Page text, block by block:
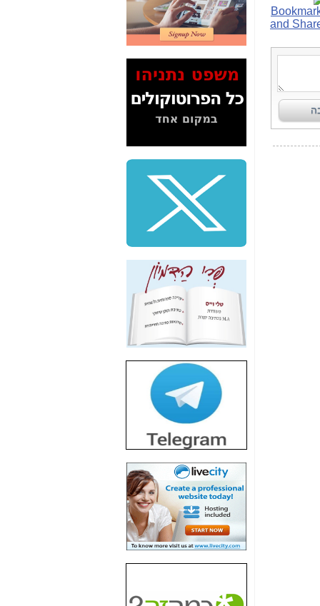
2" על תעלולי השר
משה כחלון -כאן
הסלולר" ואיך מסרסים
את הנתונים לציבור -
כאן
סיכום ביקור בסיליקון
שלמה פילבר (עד
לאחרונה מנכ"ל משרד
התקשורת) - עד
מדינה? הצחקתם
"יש אפליה בחקירה"?
חשיפה: למה השר
משה כחלון לא נחקר
עד היום? -
כאן
הדומה לזו של "תיק
4000" אך בתחום
הסלולר -
חשיפת מה שלא
רוצים שתדעו בעניין
פריסת אנלימיטד
(בניחוח בלתי נסבל) -
כאן
חשיפה: איוב קרא
אישר לקבוצת סלקום
בדיוק מה שביבי אישר
כאן
האם השר איוב קרא
היה צריך בכלל לחתום
על האישור, שנתן
האם ביבי וקרא קבלו